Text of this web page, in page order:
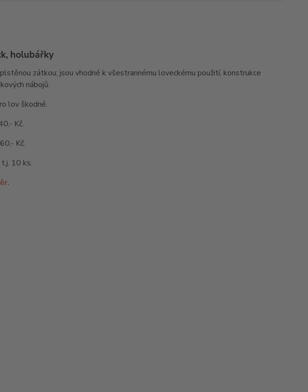
holubářky
zátkou; jsou vhodné k všestrannému loveckému použití, konstrukce
nábojů.
lov škodné.
Kč.
Kč.
10 ks.